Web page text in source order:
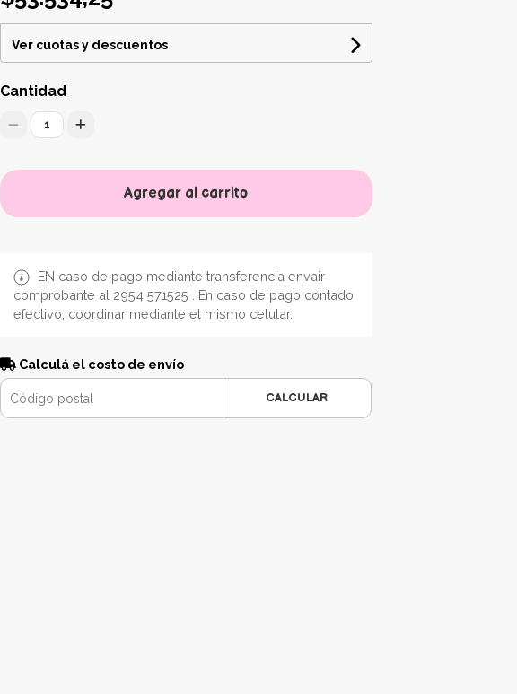
Ver cuotas y descuentos
Cantidad
1
Agregar al carrito
EN caso de pago mediante transferencia envair
comprobante al 2954 571525 . En caso de pago contado
efectivo, coordinar mediante el mismo celular.
Calculá el costo de envío
CALCULAR